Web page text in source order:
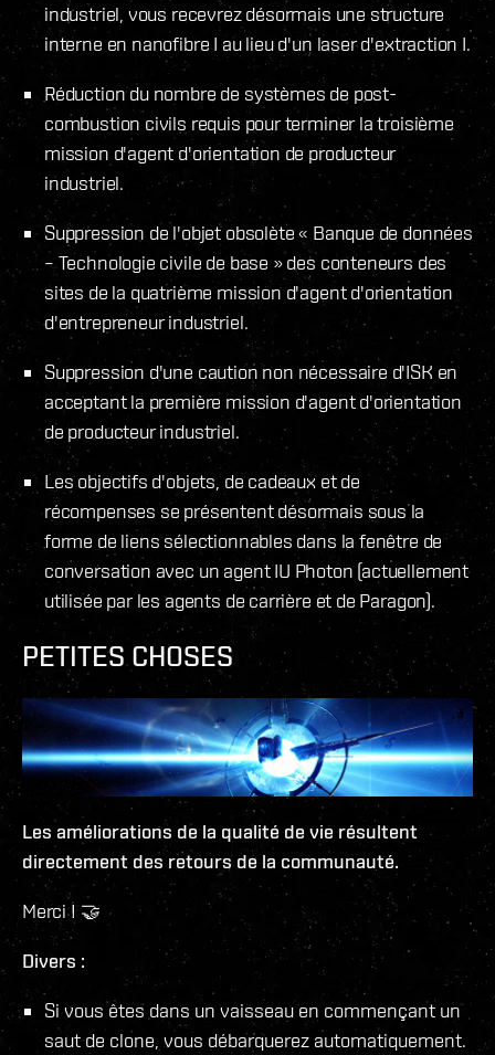
industriel, vous recevrez désormais une structure
interne en nanofibre I au lieu d'un laser d'extraction I.
Réduction du nombre de systèmes de post-
combustion civils requis pour terminer la troisième
mission d'agent d'orientation de producteur
industriel.
Suppression de l'objet obsolète « Banque de données
– Technologie civile de base » des conteneurs des
sites de la quatrième mission d'agent d'orientation
d'entrepreneur industriel.
Suppression d'une caution non nécessaire d'ISK en
acceptant la première mission d'agent d'orientation
de producteur industriel.
Les objectifs d'objets, de cadeaux et de
récompenses se présentent désormais sous la
forme de liens sélectionnables dans la fenêtre de
conversation avec un agent IU Photon (actuellement
utilisée par les agents de carrière et de Paragon).
PETITES CHOSES
Les améliorations de la qualité de vie résultent
directement des retours de la communauté.
Merci ! 🤝
Divers :
Si vous êtes dans un vaisseau en commençant un
saut de clone, vous débarquerez automatiquement.